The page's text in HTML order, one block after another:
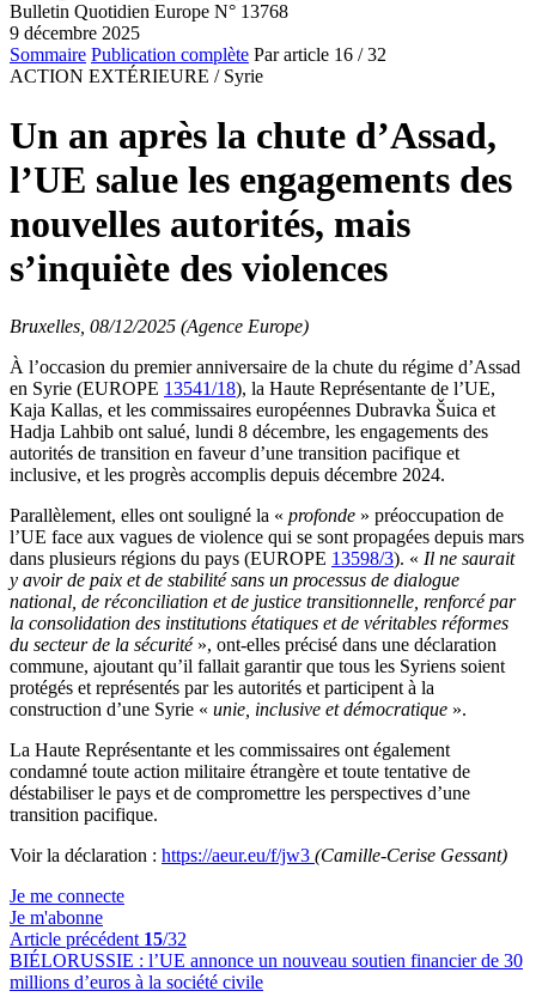
Bulletin Quotidien Europe N° 13768
9 décembre 2025
Sommaire Publication complète Par article 16 / 32
ACTION EXTÉRIEURE / Syrie
Un an après la chute d’Assad,
l’UE salue les engagements des
nouvelles autorités, mais
s’inquiète des violences
Bruxelles, 08/12/2025 (Agence Europe)
À l’occasion du premier anniversaire de la chute du régime d’Assad
en Syrie (EUROPE 13541/18), la Haute Représentante de l’UE,
Kaja Kallas, et les commissaires européennes Dubravka Šuica et
Hadja Lahbib ont salué, lundi 8 décembre, les engagements des
autorités de transition en faveur d’une transition pacifique et
inclusive, et les progrès accomplis depuis décembre 2024.
Parallèlement, elles ont souligné la « profonde » préoccupation de
l’UE face aux vagues de violence qui se sont propagées depuis mars
dans plusieurs régions du pays (EUROPE 13598/3). « Il ne saurait
y avoir de paix et de stabilité sans un processus de dialogue
national, de réconciliation et de justice transitionnelle, renforcé par
la consolidation des institutions étatiques et de véritables réformes
du secteur de la sécurité », ont-elles précisé dans une déclaration
commune, ajoutant qu’il fallait garantir que tous les Syriens soient
protégés et représentés par les autorités et participent à la
construction d’une Syrie « unie, inclusive et démocratique ».
La Haute Représentante et les commissaires ont également
condamné toute action militaire étrangère et toute tentative de
déstabiliser le pays et de compromettre les perspectives d’une
transition pacifique.
Voir la déclaration : https://aeur.eu/f/jw3 (Camille-Cerise Gessant)
Je me connecte
Je m'abonne
Article précédent 15/32
BIÉLORUSSIE : l’UE annonce un nouveau soutien financier de 30
millions d’euros à la société civile